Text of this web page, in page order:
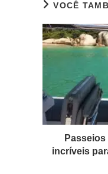
VOCÊ
incríveis